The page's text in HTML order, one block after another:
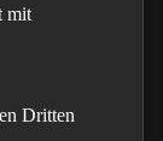
mit
Dritten